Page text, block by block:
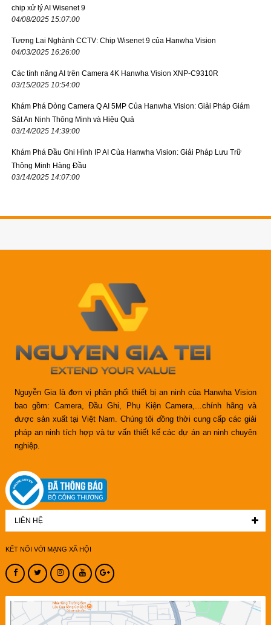
chip xử lý AI Wisenet 9
04/08/2025 15:07:00
Tương Lai Nghành CCTV: Chip Wisenet 9 của Hanwha Vision
04/03/2025 16:26:00
Các tính năng AI trên Camera 4K Hanwha Vision XNP-C9310R
03/15/2025 10:54:00
Khám Phá Dòng Camera Q AI 5MP Của Hanwha Vision: Giải Pháp Giám
Sát An Ninh Thông Minh và Hiệu Quả
03/14/2025 14:39:00
Khám Phá Đầu Ghi Hình IP AI Của Hanwha Vision: Giải Pháp Lưu Trữ
Thông Minh Hàng Đầu
03/14/2025 14:07:00
Nguyễn Gia là đơn vị phân phối thiết bị an ninh của Hanwha Vision
bao gồm: Camera, Đầu Ghi, Phụ Kiện Camera,...chính hãng và
được sản xuất tại Việt Nam. Chúng tôi đồng thời cung cấp các giải
pháp an ninh tích hợp và tư vấn thiết kế các dự án an ninh chuyên
nghiệp.
LIÊN HỆ
KẾT NỐI VỚI MẠNG XÃ HỘI